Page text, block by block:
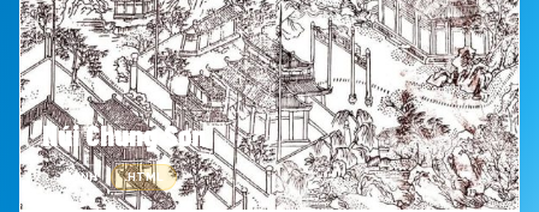
Núi Chung Sơn
📍 VINH .HTML